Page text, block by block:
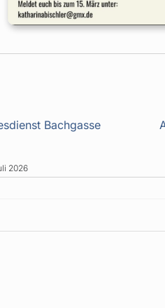
Bachgasse
2026